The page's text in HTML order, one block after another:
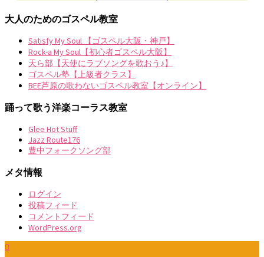
大人のためのゴスペル教室
Satisfy My Soul 【ゴスペル大阪・神戸】
Rock-a My Soul【初心者ゴスペル大阪】
天ら部【天使にラブソングを歌おう♪】
ゴスペル塾【上級者クラス】
BEE芦原の歌わないゴスペル教室【オンライン】
踊って歌う洋楽コーラス教室
Glee Hot Stuff
Jazz Route176
豊中フォークソング部
メタ情報
ログイン
投稿フィード
コメントフィード
WordPress.org